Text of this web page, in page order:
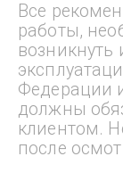
Все
работы,
возникнуть
Федерации
должны
клиентом.
после